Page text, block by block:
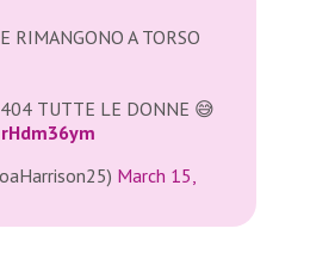
RIMANGONO A TORSO
TUTTE LE DONNE 😅
March 15,